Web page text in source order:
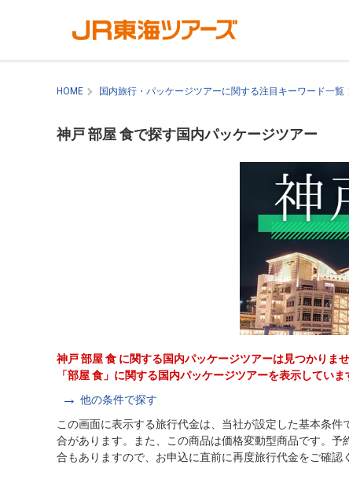
HOME 国内旅行・パッケージツアーに関する注目キーワード一覧
神戸 部屋 食で探す国内パッケージツアー
神戸 部屋 食 に関する国内パッケージツアーは見つかりませ
「部屋 食」に関する国内パッケージツアーを表示していま
他の条件で探す
この画面に表示する旅行代金は、当社が設定した基本条
合があります。また、この商品は価格変動型商品です。
合もありますので、お申込に直前に再度旅行代金をご確認